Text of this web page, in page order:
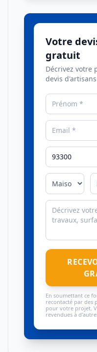
Votre
gratuit
Décrivez votre
devis
En soumettant ce
recontacté par des
pour votre projet.
revendues à